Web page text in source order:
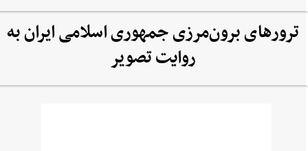
ترورهای برون‌مرزی جمهوری اسلامی ایران به
روایت تصویر